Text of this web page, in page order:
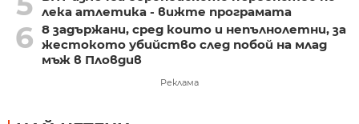
лека атлетика - вижте програмата
6 8 задържани, сред които и непълнолетни, за
жестокото убийство след побой на млад
мъж в Пловдив
Реклама